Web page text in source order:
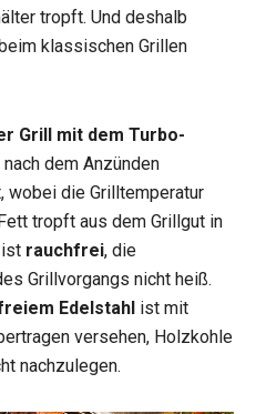
tropft. Und deshalb
klassischen Grillen
Grill mit dem Turbo-
dem Anzünden
wobei die Grilltemperatur
tropft aus dem Grillgut in
ist rauchfrei, die
Grillvorgangs nicht heiß.
Edelstahl ist mit
versehen, Holzkohle
nachzulegen.